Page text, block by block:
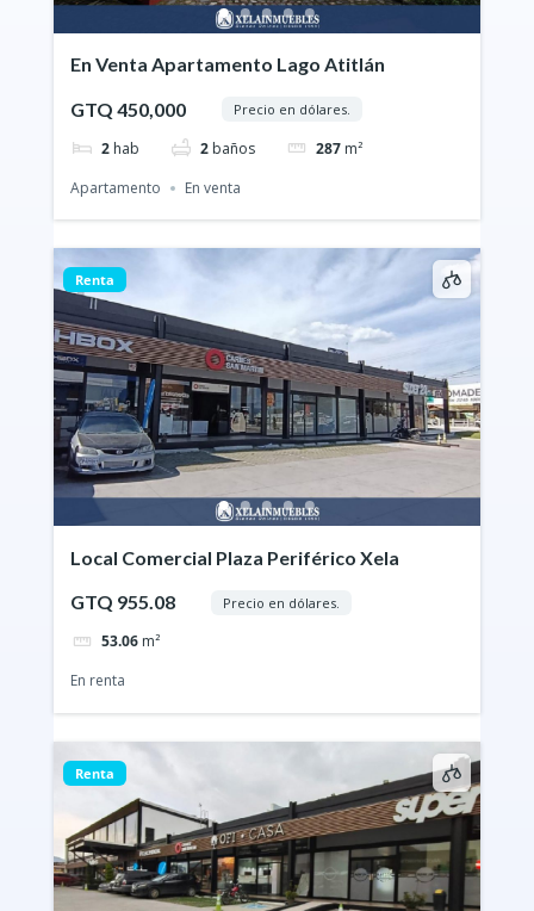
En Venta Apartamento Lago Atitlán
GTQ 450,000
Precio en dólares.
2 hab 2 baños 287 m²
Apartamento
En venta
Renta
Local Comercial Plaza Periférico Xela
GTQ 955.08
Precio en dólares.
53.06 m²
En renta
Renta